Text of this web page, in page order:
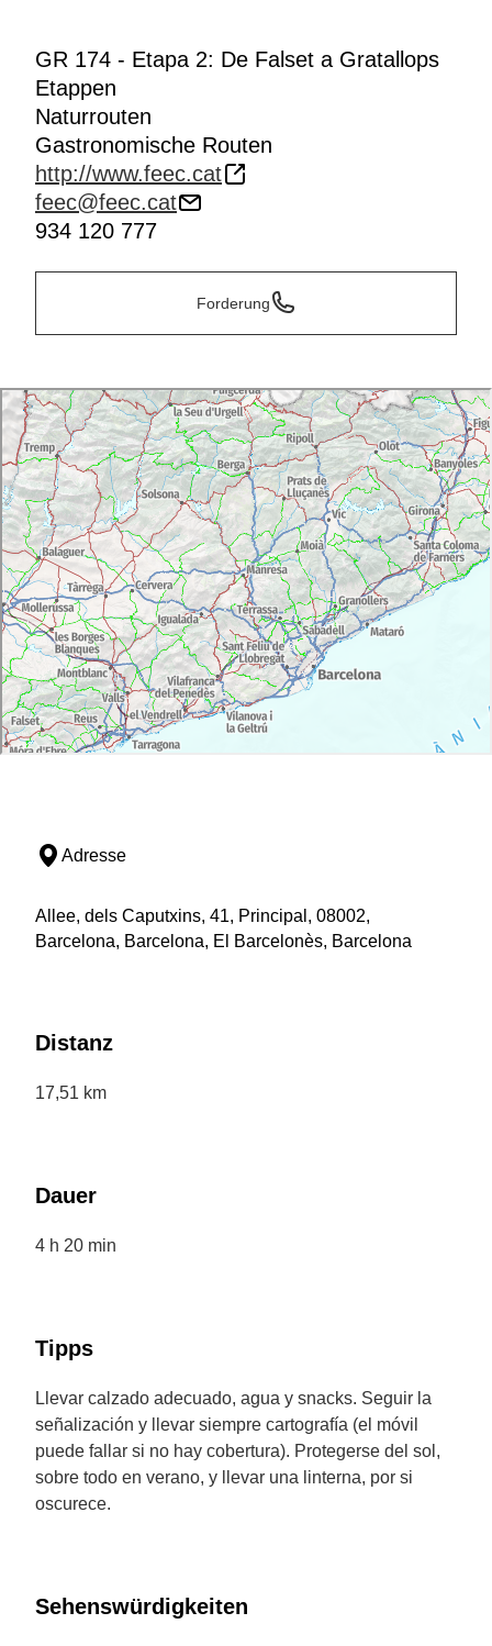
GR 174 - Etapa 2: De Falset a Gratallops
Etappen
Naturrouten
Gastronomische Routen
http://www.feec.cat
feec@feec.cat
934 120 777
Forderung
Adresse
Allee, dels Caputxins, 41, Principal, 08002,
Barcelona, Barcelona, El Barcelonès, Barcelona
Distanz
17,51 km
Dauer
4 h 20 min
Tipps
Llevar calzado adecuado, agua y snacks. Seguir la
señalización y llevar siempre cartografía (el móvil
puede fallar si no hay cobertura). Protegerse del sol,
sobre todo en verano, y llevar una linterna, por si
oscurece.
Sehenswürdigkeiten